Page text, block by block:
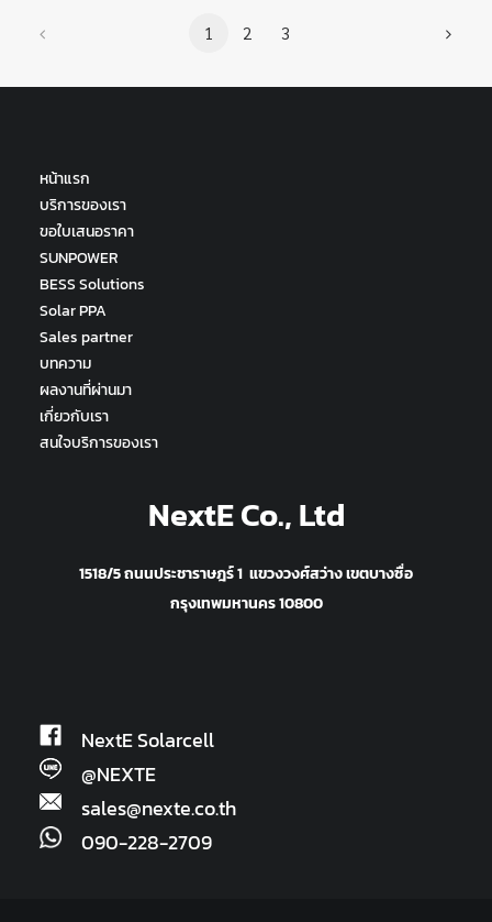
1 2 3
หน้าแรก
บริการของเรา
ขอใบเสนอราคา
SUNPOWER
BESS Solutions
Solar PPA
Sales partner
บทความ
ผลงานที่ผ่านมา
เกี่ยวกับเรา
สนใจบริการของเรา
NextE Co., Ltd
1518/5 ถนนประชาราษฎร์ 1 แขวงวงศ์สว่าง เขตบางซื่อ
กรุงเทพมหานคร 10800
NextE Solarcell
@NEXTE
sales@nexte.co.th
090-228-2709